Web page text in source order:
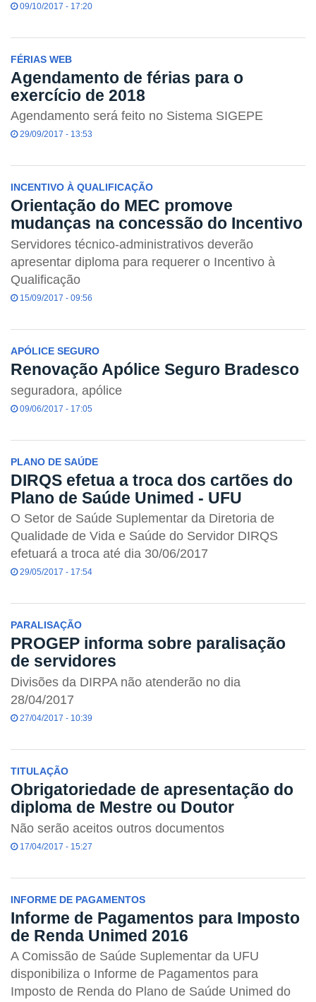
09/10/2017 - 17:20
FÉRIAS WEB
Agendamento de férias para o
exercício de 2018
Agendamento será feito no Sistema SIGEPE
29/09/2017 - 13:53
INCENTIVO À QUALIFICAÇÃO
Orientação do MEC promove
mudanças na concessão do Incentivo
Servidores técnico-administrativos deverão
apresentar diploma para requerer o Incentivo à
Qualificação
15/09/2017 - 09:56
APÓLICE SEGURO
Renovação Apólice Seguro Bradesco
seguradora, apólice
09/06/2017 - 17:05
PLANO DE SAÚDE
DIRQS efetua a troca dos cartões do
Plano de Saúde Unimed - UFU
O Setor de Saúde Suplementar da Diretoria de
Qualidade de Vida e Saúde do Servidor DIRQS
efetuará a troca até dia 30/06/2017
29/05/2017 - 17:54
PARALISAÇÃO
PROGEP informa sobre paralisação
de servidores
Divisões da DIRPA não atenderão no dia
28/04/2017
27/04/2017 - 10:39
TITULAÇÃO
Obrigatoriedade de apresentação do
diploma de Mestre ou Doutor
Não serão aceitos outros documentos
17/04/2017 - 15:27
INFORME DE PAGAMENTOS
Informe de Pagamentos para Imposto
de Renda Unimed 2016
A Comissão de Saúde Suplementar da UFU
disponibiliza o Informe de Pagamentos para
Imposto de Renda do Plano de Saúde Unimed do